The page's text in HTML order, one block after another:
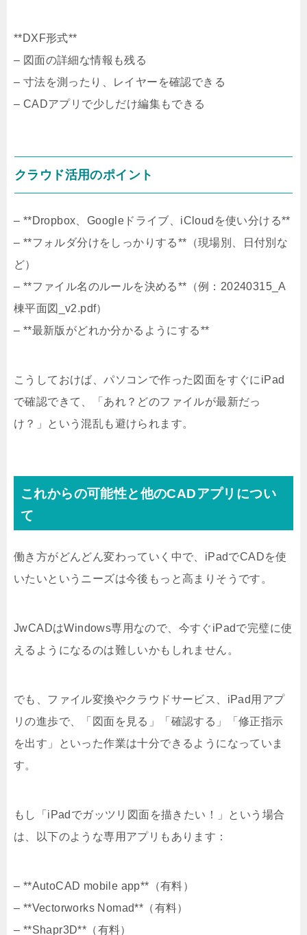
**DXF形式**
– 図面の詳細な情報も残る
– 寸法を測ったり、レイヤーを確認できる
– CADアプリで少しだけ編集もできる
クラウド活用のポイント
– **Dropbox、Googleドライブ、iCloudを使い分ける**
– **フォルダ分けをしっかりする**（現場別、日付別な
ど）
– **ファイル名のルールを決める**（例：20240315_A
棟平面図_v2.pdf）
– **最新版がどれか分かるようにする**
こうしておけば、パソコンで作った図面をすぐにiPad
で確認できて、「あれ？どのファイルが最新だっ
け？」という混乱も避けられます。
これからの可能性と他のCADアプリについ
て
働き方がどんどん変わっていく中で、iPadでCADを使
いたいというニーズは今後もっと高まりそうです。
JwCADはWindows専用なので、今すぐiPadで完璧に使
えるようになるのは難しいかもしれません。
でも、ファイル変換やクラウドサービス、iPad用アプ
リの進歩で、「図面を見る」「確認する」「修正指示
を出す」といった作業は十分できるようになっていま
す。
もし「iPadでガッツリ図面を描きたい！」という場合
は、以下のような専用アプリもあります：
– **AutoCAD mobile app**（有料）
– **Vectorworks Nomad**（有料）
– **Shapr3D**（有料）